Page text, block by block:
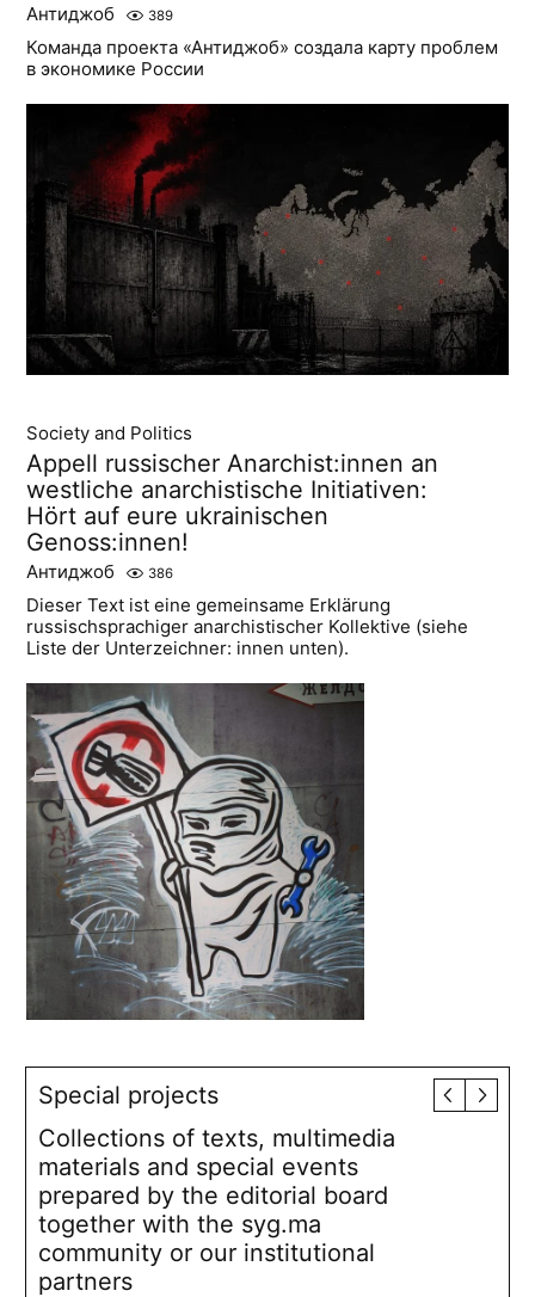
Антиджоб 389
Команда проекта «Антиджоб» создала карту проблем
в экономике России
Society and Politics
Appell russischer Anarchist:innen an
westliche anarchistische Initiativen:
Hört auf eure ukrainischen
Genoss:innen!
Антиджоб 386
Dieser Text ist eine gemeinsame Erklärung
russischsprachiger anarchistischer Kollektive (siehe
Liste der Unterzeichner: innen unten).
Special projects
Collections of texts, multimedia
materials and special events
prepared by the editorial board
together with the syg.ma
community or our institutional
partners